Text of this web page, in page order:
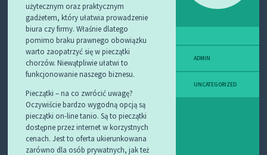
użytecznym oraz praktycznym
gadżetem, który ułatwia prowadzenie
biura czy firmy. Właśnie dlatego
pomimo braku prawnego obowiązku
warto zaopatrzyć się w pieczątki
chorzów. Niewątpliwie ułatwi to
funkcjonowanie naszego biznesu.
Pieczątki – na co zwrócić uwagę?
Oczywiście bardzo wygodną opcją są
pieczątki on-line tanio. Są to pieczątki
dostępne przez internet w korzystnych
cenach. Jest to oferta ukierunkowana
zarówno dla osób prywatnych, jak też
ADMIN
UNCATEGORIZED